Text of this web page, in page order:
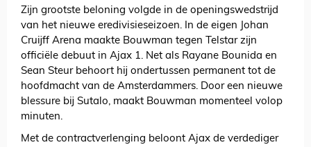
Zijn grootste beloning volgde in de openingswedstrijd
van het nieuwe eredivisieseizoen. In de eigen Johan
Cruijff Arena maakte Bouwman tegen Telstar zijn
officiële debuut in Ajax 1. Net als Rayane Bounida en
Sean Steur behoort hij ondertussen permanent tot de
hoofdmacht van de Amsterdammers. Door een nieuwe
blessure bij Sutalo, maakt Bouwman momenteel volop
minuten.
Met de contractverlenging beloont Ajax de verdediger